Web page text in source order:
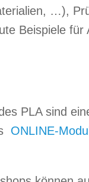
…),
Beispiele für
PLA sind
ONLINE-